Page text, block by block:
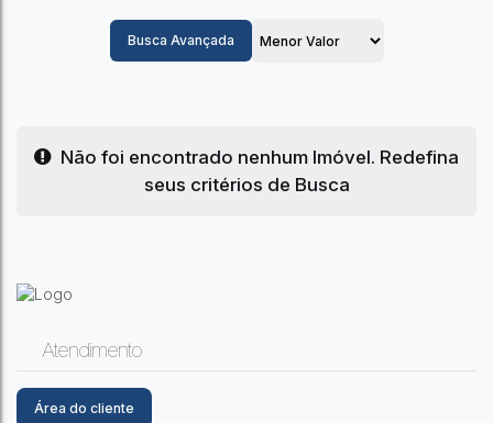
Busca Avançada
Não foi encontrado nenhum Imóvel. Redefina
seus critérios de Busca
Atendimento
Área do cliente